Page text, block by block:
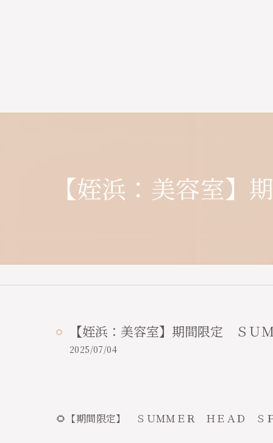
【姪浜：美容室
【姪浜：美容室】期間限定 Ｓ
2025/07/04
🌻【期間限定】 ＳＵＭＭＥＲ ＨＥＡＤ